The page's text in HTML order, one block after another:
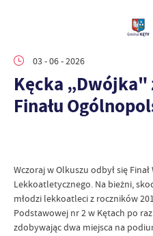
03 - 06 - 2026
Kęcka „Dwójka"
Finału
Wczoraj w Olkuszu odbył się
Lekkoatletycznego. Na bieżni,
młodzi lekkoatleci z roczników
Podstawowej nr 2 w Kętach po
zdobywając dwa miejsca na